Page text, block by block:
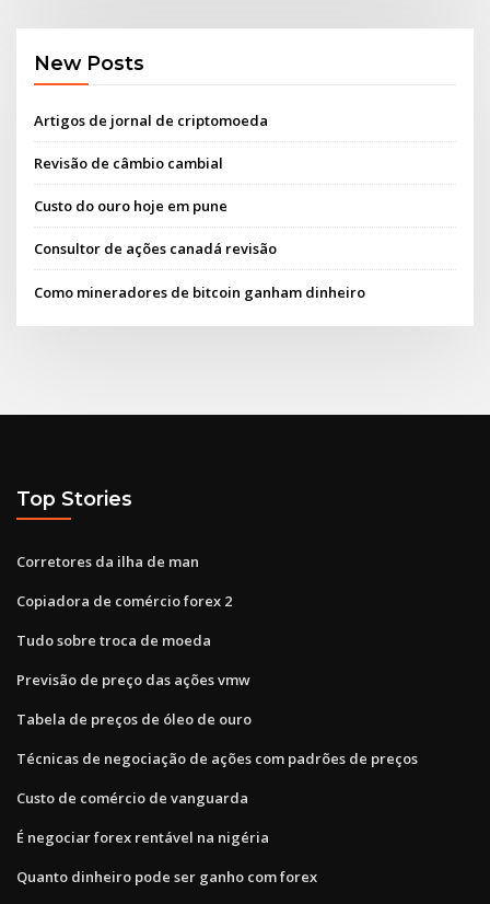
New Posts
Artigos de jornal de criptomoeda
Revisão de câmbio cambial
Custo do ouro hoje em pune
Consultor de ações canadá revisão
Como mineradores de bitcoin ganham dinheiro
Top Stories
Corretores da ilha de man
Copiadora de comércio forex 2
Tudo sobre troca de moeda
Previsão de preço das ações vmw
Tabela de preços de óleo de ouro
Técnicas de negociação de ações com padrões de preços
Custo de comércio de vanguarda
É negociar forex rentável na nigéria
Quanto dinheiro pode ser ganho com forex